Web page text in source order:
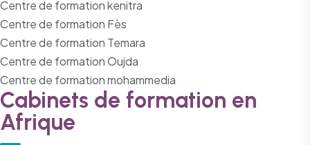
Centre de formation kenitra
Centre de formation Fès
Centre de formation Temara
Centre de formation Oujda
Centre de formation mohammedia
Cabinets de formation en
Afrique